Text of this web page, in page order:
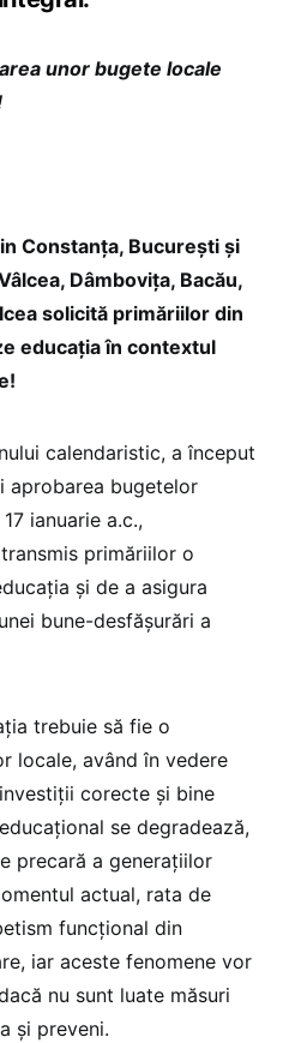
unor bugete locale
Constanța, București și
Dâmbovița, Bacău,
solicită primăriilor din
educația în contextul
calendaristic, a început
aprobarea bugetelor
ianuarie a.c.,
primăriilor o
și de a asigura
bune-desfășurări a
trebuie să fie o
locale, având în vedere
corecte și bine
se degradează,
precară a generațiilor
actual, rata de
funcțional din
iar aceste fenomene vor
nu sunt luate măsuri
și preveni.